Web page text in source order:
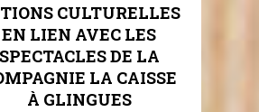
CULTURELLES
EN LIEN AVEC LES
SPECTACLES DE LA
LA CAISSE
À GLINGUES